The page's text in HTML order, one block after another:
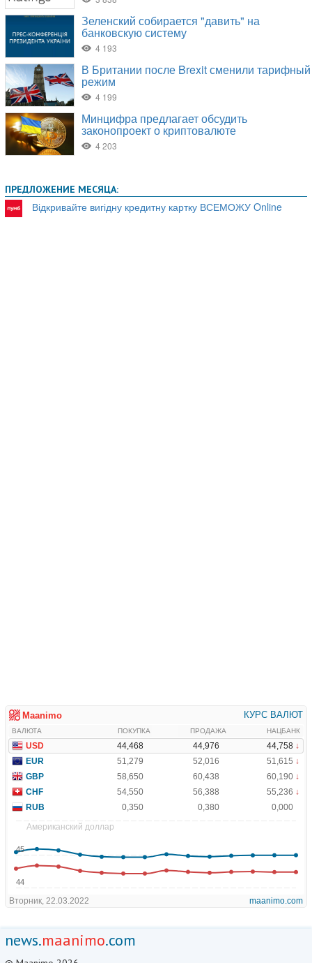
ПРЕДЛОЖЕНИЕ МЕСЯЦА:
Відкривайте вигідну кредитну картку ВСЕМОЖУ Online
news.maanimo.com